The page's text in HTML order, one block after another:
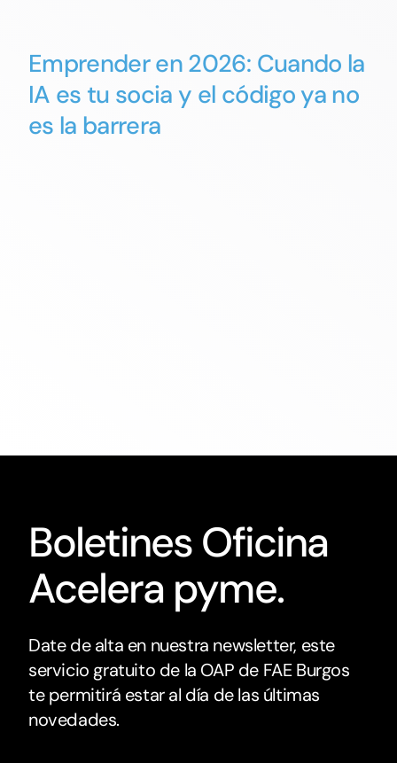
Emprender en 2026: Cuando la
IA es tu socia y el código ya no
es la barrera
Boletines Oficina
Acelera pyme.
Date de alta en nuestra newsletter, este
servicio gratuito de la OAP de FAE Burgos
te permitirá estar al día de las últimas
novedades.